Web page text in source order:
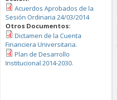
Acuerdos Aprobados de la
Sesión Ordinaria 24/03/2014
Otros Documentos:
Dictamen de la Cuenta
Financiera Universitaria.
Plan de Desarrollo
Institucional 2014-2030.